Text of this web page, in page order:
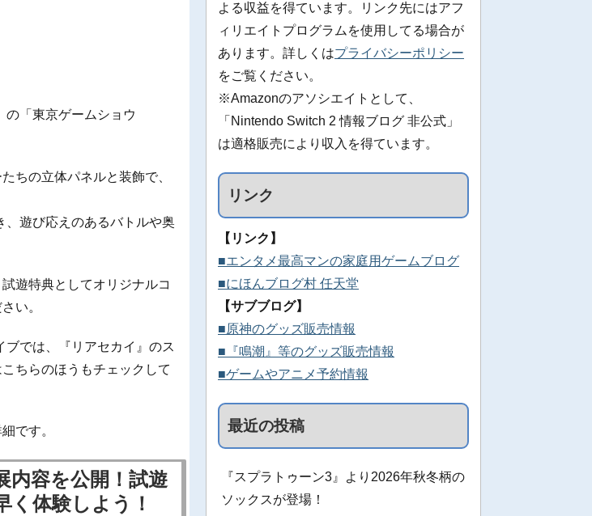
「東京ゲームショウ
ちの立体パネルと装飾で、
遊び応えのあるバトルや奥
遊特典としてオリジナルコ
い。
では、『リアセカイ』のス
ちらのほうもチェックして
です。
内容を公開！試遊
体験しよう！
よる収益を得ています。リンク先にはアフ
ィリエイトプログラムを使用してる場合が
あります。詳しくはプライバシーポリシー
をご覧ください。
※Amazonのアソシエイトとして、
「Nintendo Switch 2 情報ブログ 非公式」
は適格販売により収入を得ています。
リンク
【リンク】
■エンタメ最高マンの家庭用ゲームブログ
■にほんブログ村 任天堂
【サブブログ】
■原神のグッズ販売情報
■『鳴潮』等のグッズ販売情報
■ゲームやアニメ予約情報
最近の投稿
『スプラトゥーン3』より2026年秋冬柄の
ソックスが登場！